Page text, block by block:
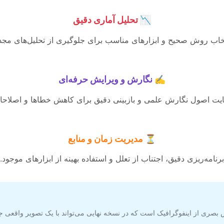
📉 تحلیل آماری دقیق
روش صحیح و ابزارهای مناسب برای جلوگیری از تحلیل‌های
✍️ نگارش و ویرایش حرفه‌ای
اصول نگارش علمی و بازبینی دقیق برای کاهش خطاها و
⏳ مدیریت زمان و منابع
برنامه‌ریزی دقیق، اجتناب از تعلل و استفاده بهینه از ابزارهای موجود.
بصری از اینفوگرافیک است که در نسخه نهایی می‌تواند با یک تصویر واقعی